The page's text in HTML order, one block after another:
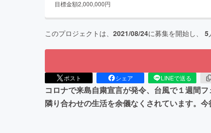
目標金額2,000,000円
このプロジェクトは、 2021/08/24に募集を開始し、 5
ポスト シェア LINEで送る
コロナで来島自粛宣言が発令、台風で１週間
隣り合わせの生活を余儀なくされています。